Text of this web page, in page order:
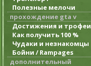
Полезные мелочи
прохождение gta v
Достижения и трофеи
Как получить 100 %
Чудаки и незнакомцы
Бойни / Rampages
дополнительный